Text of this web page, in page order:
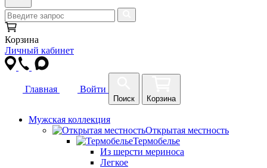
Корзина
Личный кабинет
Главная Войти
Поиск Корзина
Мужская коллекция
Открытая местность
Термобелье
Из шерсти мериноса
Легкое